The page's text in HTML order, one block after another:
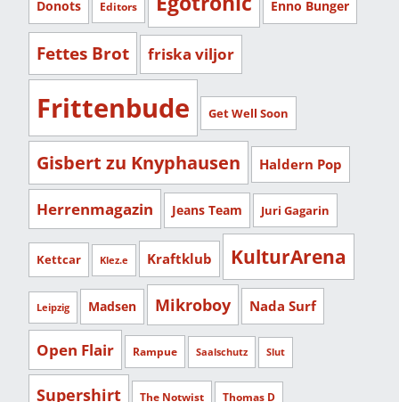
Donots Editors Enno Bunger
Fettes Brot friska viljor
Frittenbude Get Well Soon
Gisbert zu Knyphausen Haldern Pop
Herrenmagazin Jeans Team Juri Gagarin
Kettcar Klez.e Kraftklub KulturArena
Leipzig Madsen Mikroboy Nada Surf
Open Flair Rampue Saalschutz Slut
Supershirt The Notwist Thomas D